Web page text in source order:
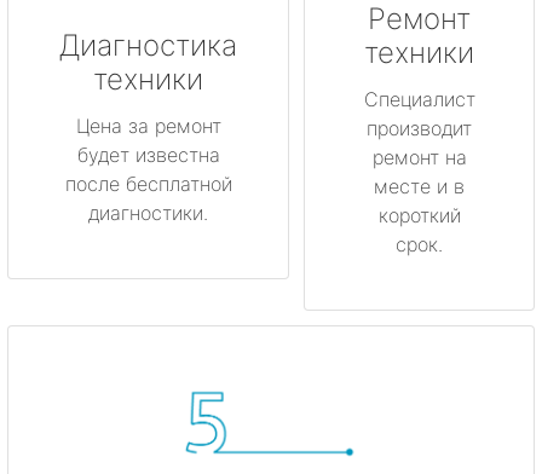
Диагностика
техники
Цена за ремонт
будет известна
после бесплатной
диагностики.
Ремонт
техники
Специалист
производит
ремонт на
месте и в
короткий
срок.